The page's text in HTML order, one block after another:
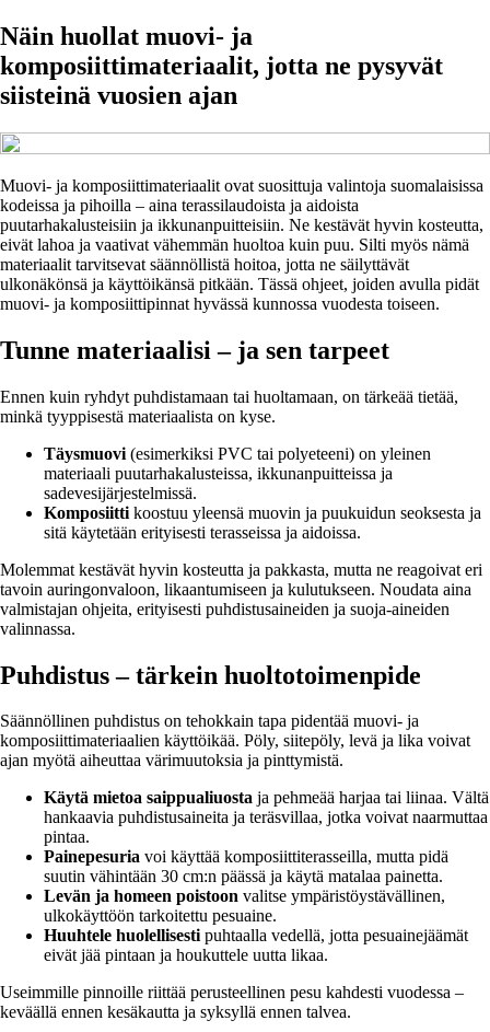
Näin huollat muovi- ja
komposiittimateriaalit, jotta ne pysyvät
siisteinä vuosien ajan
Muovi- ja komposiittimateriaalit ovat suosittuja valintoja suomalaisissa
kodeissa ja pihoilla – aina terassilaudoista ja aidoista
puutarhakalusteisiin ja ikkunanpuitteisiin. Ne kestävät hyvin kosteutta,
eivät lahoa ja vaativat vähemmän huoltoa kuin puu. Silti myös nämä
materiaalit tarvitsevat säännöllistä hoitoa, jotta ne säilyttävät
ulkonäkönsä ja käyttöikänsä pitkään. Tässä ohjeet, joiden avulla pidät
muovi- ja komposiittipinnat hyvässä kunnossa vuodesta toiseen.
Tunne materiaalisi – ja sen tarpeet
Ennen kuin ryhdyt puhdistamaan tai huoltamaan, on tärkeää tietää,
minkä tyyppisestä materiaalista on kyse.
Täysmuovi (esimerkiksi PVC tai polyeteeni) on yleinen
materiaali puutarhakalusteissa, ikkunanpuitteissa ja
sadevesijärjestelmissä.
Komposiitti koostuu yleensä muovin ja puukuidun seoksesta ja
sitä käytetään erityisesti terasseissa ja aidoissa.
Molemmat kestävät hyvin kosteutta ja pakkasta, mutta ne reagoivat eri
tavoin auringonvaloon, likaantumiseen ja kulutukseen. Noudata aina
valmistajan ohjeita, erityisesti puhdistusaineiden ja suoja-aineiden
valinnassa.
Puhdistus – tärkein huoltotoimenpide
Säännöllinen puhdistus on tehokkain tapa pidentää muovi- ja
komposiittimateriaalien käyttöikää. Pöly, siitepöly, levä ja lika voivat
ajan myötä aiheuttaa värimuutoksia ja pinttymistä.
Käytä mietoa saippualiuosta ja pehmeää harjaa tai liinaa. Vältä
hankaavia puhdistusaineita ja teräsvillaa, jotka voivat naarmuttaa
pintaa.
Painepesuria voi käyttää komposiittiterasseilla, mutta pidä
suutin vähintään 30 cm:n päässä ja käytä matalaa painetta.
Levän ja homeen poistoon valitse ympäristöystävällinen,
ulkokäyttöön tarkoitettu pesuaine.
Huuhtele huolellisestipuhtaalla vedellä, jotta pesuainejäämät
eivät jää pintaan ja houkuttele uutta likaa.
Useimmille pinnoille riittää perusteellinen pesu kahdesti vuodessa –
keväällä ennen kesäkautta ja syksyllä ennen talvea.